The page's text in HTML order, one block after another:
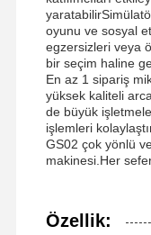
VR Arcade Nişancı
Sanal Gerçeklik
Çarpıcı Araç
VR Araba Yarış
oyunu ve sosyal
egzersizleri veya
bir seçim haline
En az 1 sipariş
yüksek kaliteli
de büyük
işlemleri
GS02 çok yönlü
makinesi.Her
Özellik: